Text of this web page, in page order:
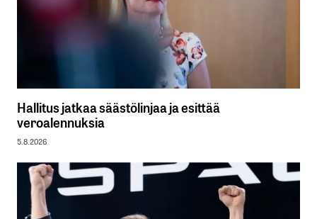
Hallitus jatkaa säästölinjaa ja esittää
veroalennuksia
5.8.2026